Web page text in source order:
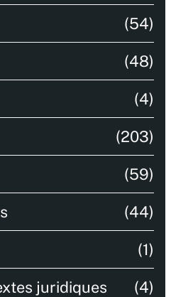
(54)
(48)
(4)
(203)
(59)
(44)
(1)
juridiques (4)